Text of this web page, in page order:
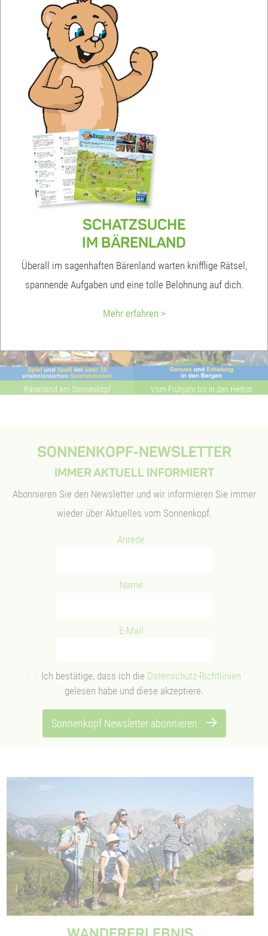
Bärenland am Sonnenkopf Vom Frühjahr bis in den Herbst
SONNENKOPF-NEWSLETTER
IMMER AKTUELL INFORMIERT
Abonnieren Sie den Newsletter und wir informieren Sie immer
wieder über Aktuelles vom Sonnenkopf.
Anrede
Name
E-Mail
Ich bestätige, dass ich die Datenschutz-Richtlinien
gelesen habe und diese akzeptiere.
Sonnenkopf Newsletter abonnieren
SCHATZSUCHE
IM BÄRENLAND
Überall im sagenhaften Bärenland warten knifflige Rätsel,
spannende Aufgaben und eine tolle Belohnung auf dich.
Mehr erfahren >